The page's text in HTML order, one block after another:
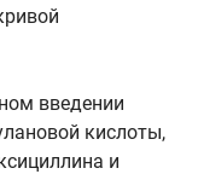
введении
кислоты,
и